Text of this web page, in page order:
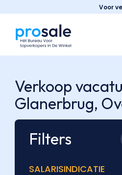
Voor
Verkoop
Glanerbrug,
Filters
SALARISINDICATIE